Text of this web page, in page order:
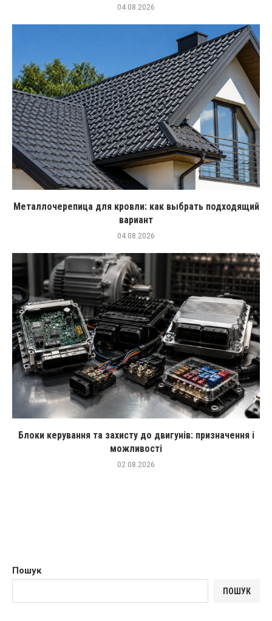
04.08.2026
Металлочерепица для кровли: как выбрать подходящий
вариант
04.08.2026
Блоки керування та захисту до двигунів: призначення і
можливості
02.08.2026
Пошук
ПОШУК